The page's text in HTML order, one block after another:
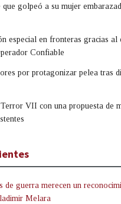
golpeó a su mujer
especial en fronteras gracias al
Confiable
por protagonizar pelea tras
VII con una propuesta de
de guerra merecen un
Melara